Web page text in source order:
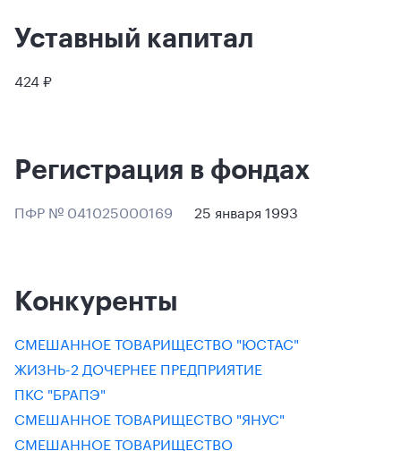
Уставный капитал
424 ₽
Регистрация в фондах
ПФР № 041025000169 25 января 1993
Конкуренты
СМЕШАННОЕ ТОВАРИЩЕСТВО "ЮСТАС"
ЖИЗНЬ-2 ДОЧЕРНЕЕ ПРЕДПРИЯТИЕ
ПКС "БРАПЭ"
СМЕШАННОЕ ТОВАРИЩЕСТВО "ЯНУС"
СМЕШАННОЕ ТОВАРИЩЕСТВО